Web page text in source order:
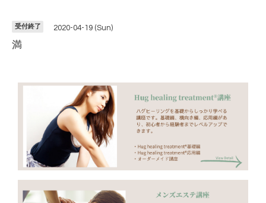
受付終了 2020-04-19 (Sun)
満